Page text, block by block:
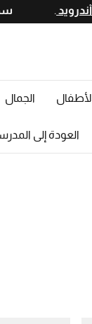
أوأندرويد
الجمال
العودة إلى